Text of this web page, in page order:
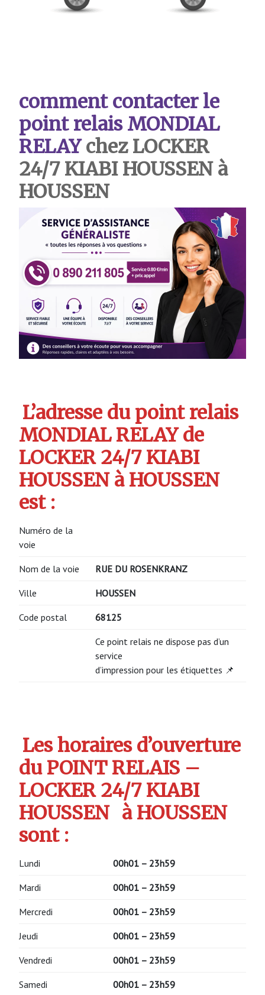
comment contacter le
point relais MONDIAL
RELAYchez LOCKER
24/7 KIABI HOUSSEN à
HOUSSEN
L’adresse du point relais
MONDIAL RELAY de
LOCKER 24/7 KIABI
HOUSSEN à HOUSSEN
est :
Numéro de la
voie
Nom de la voie RUE DU ROSENKRANZ
Ville HOUSSEN
Code postal 68125
Ce point relais ne dispose pas d’un
service
d’impression pour les étiquettes 📌
Les horaires d’ouverture
du POINT RELAIS –
LOCKER 24/7 KIABI
HOUSSEN à HOUSSEN
sont :
Lundi 00h01 – 23h59
Mardi 00h01 – 23h59
Mercredi 00h01 – 23h59
Jeudi 00h01 – 23h59
Vendredi 00h01 – 23h59
Samedi 00h01 – 23h59